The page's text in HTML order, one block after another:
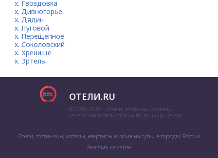
х. Гвоздовка
х. Дивногорье
х. Дядин
х. Луговой
х. Перещепное
х. Соколовский
х. Хренище
х. Эртель
ОТЕЛИ.RU
© 2018–2026 – Отели, гостинцы, хостелы,
санатории и базы отдыха по лучшим ценам
Отели, гостиницы, хостелы, квартиры и дома на сутки в городах России
Реклама на сайте